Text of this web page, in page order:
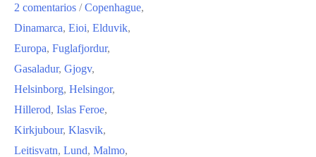
2 comentarios /Copenhague,
Dinamarca, Eioi, Elduvik,
Europa, Fuglafjordur,
Gasaladur, Gjogv,
Helsinborg, Helsingor,
Hillerod, Islas Feroe,
Kirkjubour, Klasvik,
Leitisvatn, Lund, Malmo,